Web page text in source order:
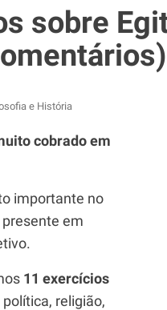
sobre
e História
cobrado em
importante no
em
11 exercícios
religião,